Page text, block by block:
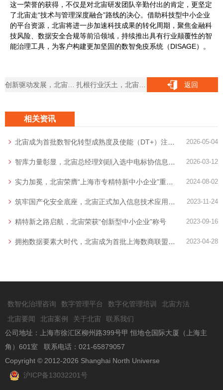
这一荣誉的获得，不仅是对北宙研发团队辛勤付出的肯定，更坚定
了北宙走“技术与管理深度融合”路线的决心。借助科技型中小企业
的平台资源，北宙将进一步加速科技成果的转化周期，聚焦金融科
技风险、数据安全合规等前沿领域，持续推出具有行业颠覆性的智
能治理工具，为客户构建更加坚固的数智免疫系统（DISAGE）。
返回
相关资讯
北宙成为首批数智化转型成熟度及使能（DT+）注册咨询服务机构 2026-05-04
智库力量彰显，北宙总经理刘頲入选中电标协信息技术服务分会创新智库 2026-03-12
实力加冕，北宙荣膺“上海市专精特新中小企业”重磅称号 2024-08-02
筑牢国产化安全底座，北宙正式加入信息技术应用创新（信创）工委会 2023-11-24
精特新之路启航，北宙荣获“创新型中小企业”称号 2023-09-16
拥抱数据要素大时代，北宙成为首批上海数商联盟会员单位 2023-04-28
数智化治理咨询 数字管理平台 数字化管理培训
北宙方法
北宙要闻
北宙案例 关于北宙
联系我们
公司地址：上海市徐汇区柳州路399号甲 恒地仓国际大厦（上海主
角）601室 联系电话：021-65879057
Copyright © 2012-2026 Shanghai North Universe
沪ICP备13032201号